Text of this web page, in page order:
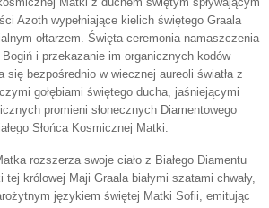
Azoth wypełniające kielich świętego Graala
ołtarzem. Święta ceremonia namaszczenia
Bogiń i przekazanie im organicznych kodów
się bezpośrednio w wiecznej aureoli światła z
gołębiami świętego ducha, jaśniejącymi
promieni słonecznych Diamentowego
Słońca Kosmicznej Matki.
rozszerza swoje ciało z Białego Diamentu
królowej Maji Graala białymi szatami chwały,
językiem świętej Matki Sofii, emitując